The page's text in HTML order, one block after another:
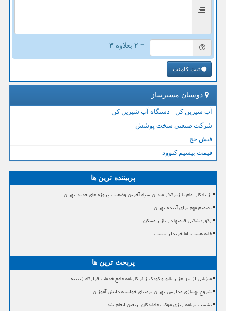
= ۲ بعلاوه ۳
ثبت کامنت
دوستان مسیرساز
آب شیرین کن - دستگاه آب شیرین کن
شرکت صنعتی سخت پوشش
فیش حج
قیمت بیسیم کنوود
پربیننده ترین ها
از یادگار امام تا زیرگذر میدان سپاه آخرین وضعیت پروژه های جدید تهران
تصمیم مهم برای آینده تهران
رکوردشکنی قیمتها در بازار مسکن
خانه هست، اما خریدار نیست
پربحث ترین ها
میزبانی از ۱۰ هزار بانو و کودک زائر کارنامه جامع خدمات قرارگاه زینبیه
شروع بهسازی مدارس تهران برمبنای خواسته دانش آموزان
نشست برنامه ریزی موکب جاماندگان اربعین انجام شد